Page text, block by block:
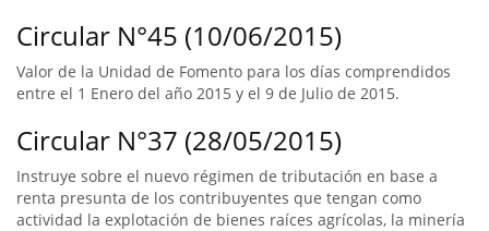
Circular N°45 (10/06/2015)
Valor de la Unidad de Fomento para los días comprendidos
entre el 1 Enero del año 2015 y el 9 de Julio de 2015.
Circular N°37 (28/05/2015)
Instruye sobre el nuevo régimen de tributación en base a
renta presunta de los contribuyentes que tengan como
actividad la explotación de bienes raíces agrícolas, la minería